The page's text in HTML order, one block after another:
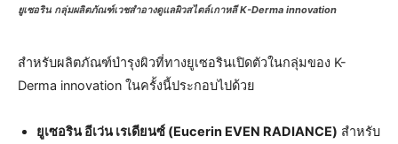
ยูเซอริน กลุ่มผลิตภัณฑ์เวชสำอางดูแลผิวสไตล์เกาหลี K-Derma innovation
สำหรับผลิตภัณฑ์บำรุงผิวที่ทางยูเซอรินเปิดตัวในกลุ่มของ K-
Derma innovation ในครั้งนี้ประกอบไปด้วย
ยูเซอริน อีเว่น เรเดียนซ์ (Eucerin EVEN RADIANCE) สำหรับ